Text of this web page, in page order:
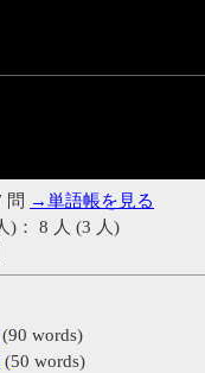
問 →単語帳を見る
)： 8 人 (3 人)
(90 words)
(50 words)